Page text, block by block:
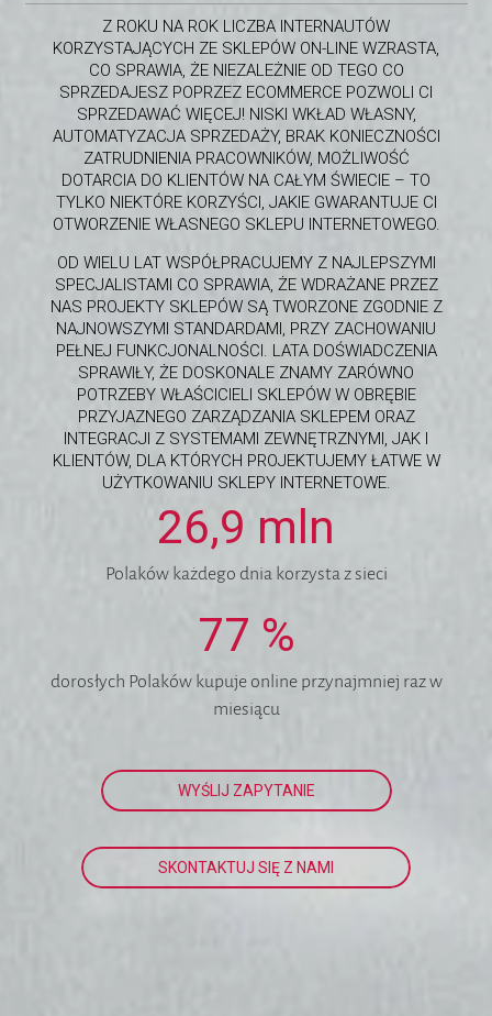
Z ROKU NA ROK LICZBA INTERNAUTÓW
KORZYSTAJĄCYCH ZE SKLEPÓW ON-LINE WZRASTA,
CO SPRAWIA, ŻE NIEZALEŻNIE OD TEGO CO
SPRZEDAJESZ POPRZEZ ECOMMERCE POZWOLI CI
SPRZEDAWAĆ WIĘCEJ! NISKI WKŁAD WŁASNY,
AUTOMATYZACJA SPRZEDAŻY, BRAK KONIECZNOŚCI
ZATRUDNIENIA PRACOWNIKÓW, MOŻLIWOŚĆ
DOTARCIA DO KLIENTÓW NA CAŁYM ŚWIECIE – TO
TYLKO NIEKTÓRE KORZYŚCI, JAKIE GWARANTUJE CI
OTWORZENIE WŁASNEGO SKLEPU INTERNETOWEGO.
OD WIELU LAT WSPÓŁPRACUJEMY Z NAJLEPSZYMI
SPECJALISTAMI CO SPRAWIA, ŻE WDRAŻANE PRZEZ
NAS PROJEKTY SKLEPÓW SĄ TWORZONE ZGODNIE Z
NAJNOWSZYMI STANDARDAMI, PRZY ZACHOWANIU
PEŁNEJ FUNKCJONALNOŚCI. LATA DOŚWIADCZENIA
SPRAWIŁY, ŻE DOSKONALE ZNAMY ZARÓWNO
POTRZEBY WŁAŚCICIELI SKLEPÓW W OBRĘBIE
PRZYJAZNEGO ZARZĄDZANIA SKLEPEM ORAZ
INTEGRACJI Z SYSTEMAMI ZEWNĘTRZNYMI, JAK I
KLIENTÓW, DLA KTÓRYCH PROJEKTUJEMY ŁATWE W
UŻYTKOWANIU SKLEPY INTERNETOWE.
26,9 mln
Polaków każdego dnia korzysta z sieci
77 %
dorosłych Polaków kupuje online przynajmniej raz w
miesiącu
WYŚLIJ ZAPYTANIE
SKONTAKTUJ SIĘ Z NAMI